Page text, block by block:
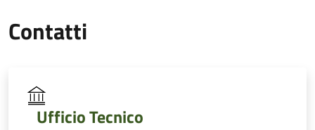
Contatti
Ufficio Tecnico